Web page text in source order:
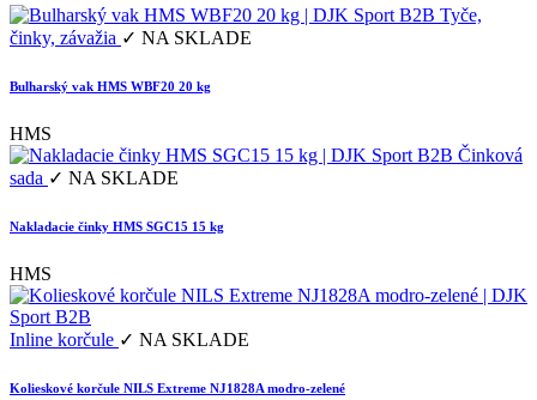
Tyče,
činky, závažia ✓ NA SKLADE
Bulharský vak HMS WBF20 20 kg
HMS
Činková
sada ✓ NA SKLADE
Nakladacie činky HMS SGC15 15 kg
HMS
Inline korčule ✓ NA SKLADE
Kolieskové korčule NILS Extreme NJ1828A modro-zelené